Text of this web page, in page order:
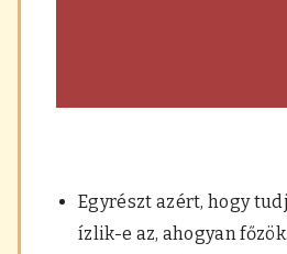
Egyrészt azért, hogy
ízlik-e az, ahogyan főzök.